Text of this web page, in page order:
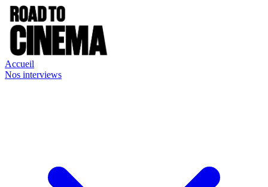
Accueil
Nos interviews